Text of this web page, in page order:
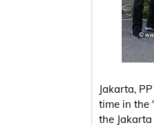
Jakarta,
time in the
the